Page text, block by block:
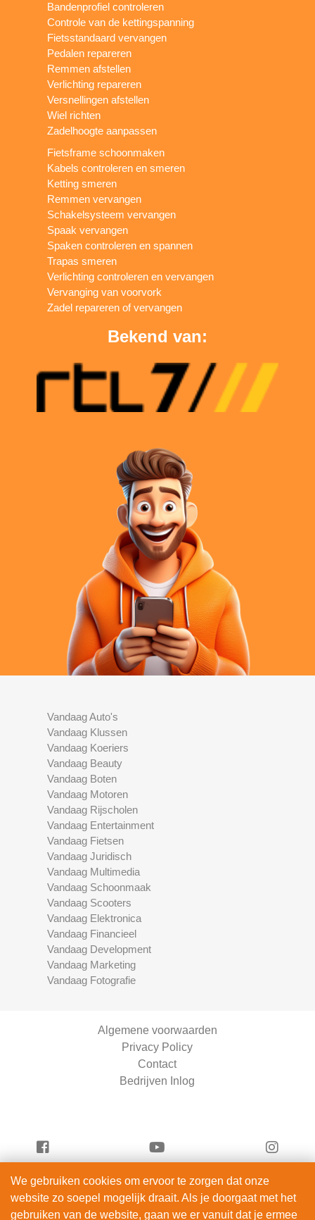
Bandenprofiel controleren
Controle van de kettingspanning
Fietsstandaard vervangen
Pedalen repareren
Remmen afstellen
Verlichting repareren
Versnellingen afstellen
Wiel richten
Zadelhoogte aanpassen
Fietsframe schoonmaken
Kabels controleren en smeren
Ketting smeren
Remmen vervangen
Schakelsysteem vervangen
Spaak vervangen
Spaken controleren en spannen
Trapas smeren
Verlichting controleren en vervangen
Vervanging van voorvork
Zadel repareren of vervangen
Bekend van:
Vandaag Auto's
Vandaag Klussen
Vandaag Koeriers
Vandaag Beauty
Vandaag Boten
Vandaag Motoren
Vandaag Rijscholen
Vandaag Entertainment
Vandaag Fietsen
Vandaag Juridisch
Vandaag Multimedia
Vandaag Schoonmaak
Vandaag Scooters
Vandaag Elektronica
Vandaag Financieel
Vandaag Development
Vandaag Marketing
Vandaag Fotografie
Algemene voorwaarden
Privacy Policy
Contact
Bedrijven Inlog
Vandaag Fietsen is onderdeel van
ServiceRight B.V. | KVK 90914872
We gebruiken cookies om ervoor te zorgen dat onze
website zo soepel mogelijk draait. Als je doorgaat met het
gebruiken van de website, gaan we er vanuit dat je ermee